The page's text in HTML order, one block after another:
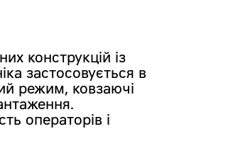
конструкцій із
застосовується в
режим, ковзаючі
операторів і